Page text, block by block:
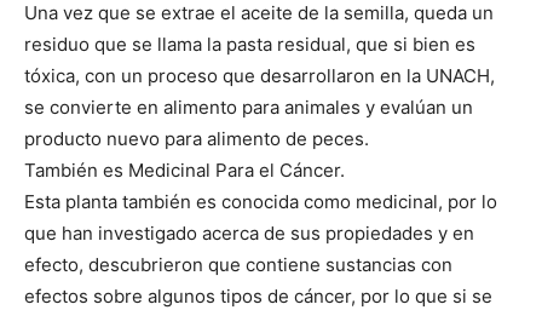
Una vez que se extrae el aceite de la semilla, queda un
residuo que se llama la pasta residual, que si bien es
tóxica, con un proceso que desarrollaron en la UNACH,
se convierte en alimento para animales y evalúan un
producto nuevo para alimento de peces.
También es Medicinal Para el Cáncer.
Esta planta también es conocida como medicinal, por lo
que han investigado acerca de sus propiedades y en
efecto, descubrieron que contiene sustancias con
efectos sobre algunos tipos de cáncer, por lo que si se